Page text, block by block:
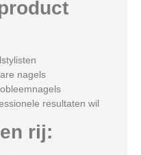
nagels
resultaten wil
rij: